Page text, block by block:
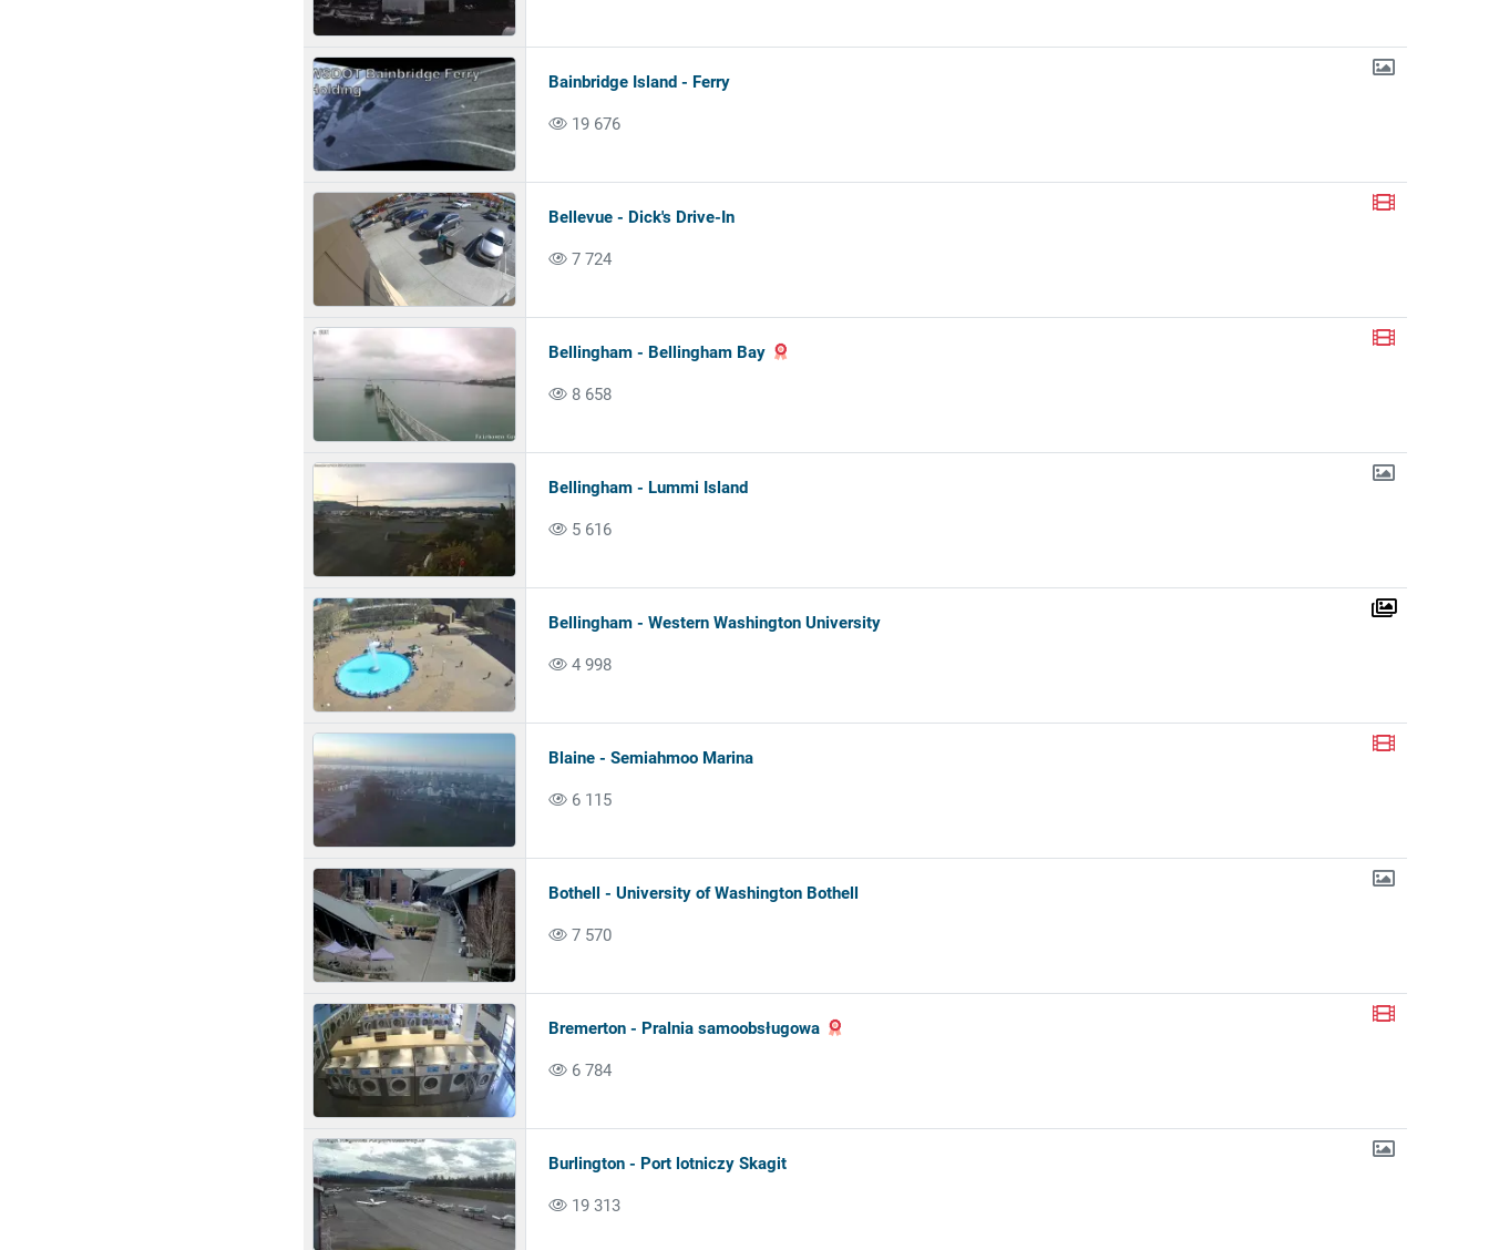
Bainbridge Island - Ferry
19 676
Bellevue - Dick's Drive-In
7 724
Bellingham - Bellingham Bay
8 658
Bellingham - Lummi Island
5 616
Bellingham - Western Washington University
4 998
Blaine - Semiahmoo Marina
6 115
Bothell - University of Washington Bothell
7 570
Bremerton - Pralnia samoobsługowa
6 784
Burlington - Port lotniczy Skagit
19 313